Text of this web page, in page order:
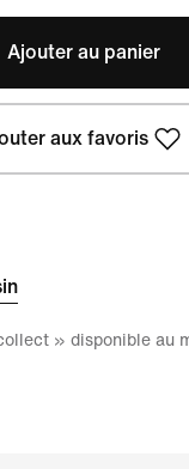
Ajouter au panier
aux favoris
» disponible au